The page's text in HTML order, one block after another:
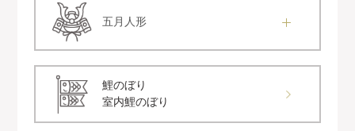
五月人形
鯉のぼり
室内鯉のぼり